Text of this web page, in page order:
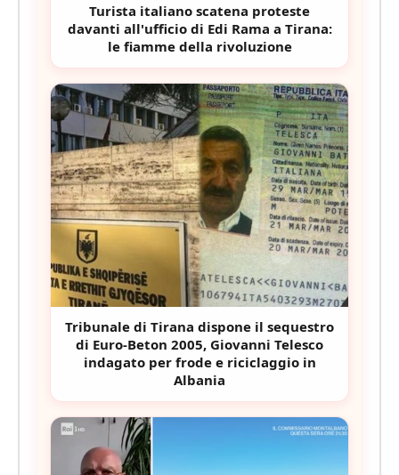
Turista italiano scatena proteste
davanti all'ufficio di Edi Rama a Tirana:
le fiamme della rivoluzione
Tribunale di Tirana dispone il sequestro
di Euro-Beton 2005, Giovanni Telesco
indagato per frode e riciclaggio in
Albania